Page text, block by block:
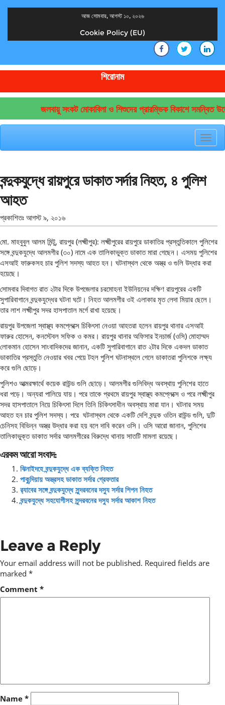
আজ সোমবার, আগস্ট ১০, ২০২৬
Cookie Policy (EU)
শিরোনাম
জলবায়ু সংকট মোকাবিলা ও শিশুদের প্রারম্ভিক বিকাশে সমন্বিত
বন্দুকযুদ্ধে রায়পুরে ডাকাত সর্দার নিহত, ৪ পুলিশ
আহত
প্রকাশিতঃ আগস্ট ৯, ২০১৬
মো. মাহবুবুল আলম মিন্টু, রায়পুর (লক্ষ্মীপুর): লক্ষ্মীপুরের রায়পুরে ডাকাতির প্রস্তুতিকালে পুলিশের
সঙ্গে বন্দুকযুদ্ধে আলমগীর (৩০) নামে এক তালিকাভুক্ত ডাকাত মারা গেছেন। এসময় পুলিশের
এসআই ফারুকসহ চার পুলিশ সদস্য আহত হন। ঘটনাস্থল থেকে অস্ত্র ও গুলি উদ্ধার করা
হয়েছে।
সোমবার দিবাগত রাত ২টার দিকে উপজেলার চরমোহনা ইউনিয়নের দক্ষিণ রায়পুরের একটি
সুপারিবাগানে বন্দুকযুদ্ধের ঘটনা ঘটে। নিহত আলমগীর ওই এলাকার মৃত লেদা মিয়ার ছেলে।
তার লাশ লক্ষ্মীপুর সদর হাসপাতাল মর্গে রাখা হয়েছে।
রায়পুর উপজেলা স্বাস্থ্য কমপ্লেক্সে চিকিৎসা নেওয়া আহতরা হলেন রায়পুর থানার এসআই
ফারুর হোসেন, কনস্টেবল সফিক ও কমর। রায়পুর থানার অফিসার ইনচার্জ (ওসি) মোহাম্মদ
লোকমান হোসেন সাংবাদিকদের জানান, একটি সুপারিবাগানে রাত ২টার দিকে একদল ডাকাত
ডাকাতির প্রস্তুতি নেওয়ার খবর পেয়ে টহল পুলিশ ঘটনাস্থলে গেলে ডাকাতরা পুলিশকে লক্ষ্য
করে গুলি ছোড়ে।
পুলিশও আত্মরক্ষার্থে কয়েক রাউন্ড গুলি ছোড়ে। আলমগীর গুলিবিদ্ধ অবস্থায় পুলিশের হাতে
ধরা পড়ে। অন্যরা পালিয়ে যায়। পরে তাকে প্রথমে রায়পুর স্বাস্থ্য কমপ্লেক্সে ও পরে লক্ষ্মীপুর
সদর হাসপাতালে নিয়ে চিকিৎসা দিলে তিনি চিকিৎসাধীন অবস্থায় মারা যান। ঘটনার সময়
আহত হন চার পুলিশ সদস্য। পরে ঘটনাস্থল থেকে একটি দেশি বন্দুক ওতিন রাউন্ড গুলি, দুটি
চেনিসহ বিভিন্ন অস্ত্র উদ্ধার করা হয় বলে দাবি করেন ওসি। ওসি আরো জানান, পুলিশের
তালিকাভুক্ত ডাকাত সর্দার আলমগীরের বিরুদ্ধে থানায় সাতটি মামলা রয়েছে।
এরকম আরো সংবাদ:
ঝিনাইদহে বন্দুকযুদ্ধে এক ব্যক্তি নিহত
পাকুন্দিয়ায় অস্ত্রসহ ডাকাত সর্দার গ্রেফতার
র‍্যাবের সঙ্গে বন্দুকযুদ্ধে সুন্দরবনের দস্যু সর্দার শিপন নিহত
বন্দুকযুদ্ধে সহযোগীসহ সুন্দরবনের দস্যু সর্দার আকাশ নিহত
Leave a Reply
Your email address will not be published. Required fields are
marked *
Comment *
Name *